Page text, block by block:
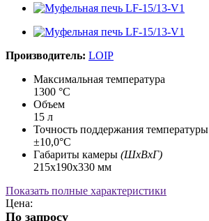
Производитель: LOIP
Максимальная температура
1300 °C
Объем
15 л
Точность поддержания температуры
±10,0°С
Габариты камеры (ШхВхГ)
215х190х330 мм
Показать полные характеристики
Цена:
По запросу